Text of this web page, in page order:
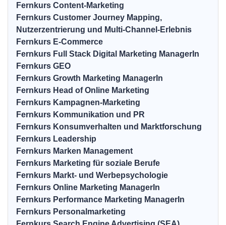
Fernkurs Content-Marketing
Fernkurs Customer Journey Mapping,
Nutzerzentrierung und Multi-Channel-Erlebnis
Fernkurs E-Commerce
Fernkurs Full Stack Digital Marketing ManagerIn
Fernkurs GEO
Fernkurs Growth Marketing ManagerIn
Fernkurs Head of Online Marketing
Fernkurs Kampagnen-Marketing
Fernkurs Kommunikation und PR
Fernkurs Konsumverhalten und Marktforschung
Fernkurs Leadership
Fernkurs Marken Management
Fernkurs Marketing für soziale Berufe
Fernkurs Markt- und Werbepsychologie
Fernkurs Online Marketing ManagerIn
Fernkurs Performance Marketing ManagerIn
Fernkurs Personalmarketing